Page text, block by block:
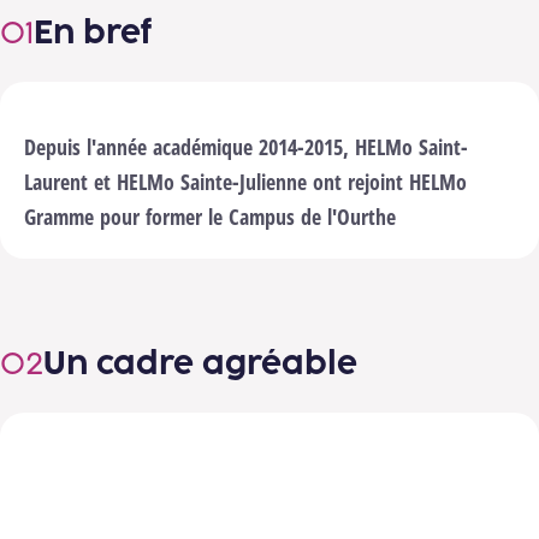
En bref
Lancer la vidéo
pour lancer cette vidéo.Changer les
Depuis l'année académique 2014-2015, HELMo Saint-
Laurent et HELMo Sainte-Julienne ont rejoint HELMo
Gramme pour former le Campus de l'Ourthe
Un cadre agréable